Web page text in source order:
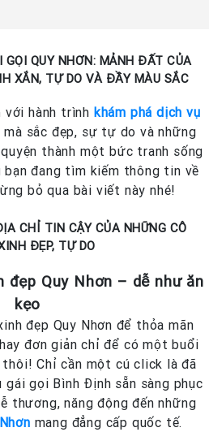
GỌI QUY NHƠN: MẢNH ĐẤT CỦA
XẮN, TỰ DO VÀ ĐẦY MÀU SẮC
với hành trình khám phá dịch vụ
mà sắc đẹp, sự tự do và những
thành một bức tranh sống
bạn đang tìm kiếm thông tin về
bỏ qua bài viết này nhé!
CHỈ TIN CẬY CỦA NHỮNG CÔ
ĐẸP, TỰ DO
đẹp Quy Nhơn – dễ như ăn
kẹo
đẹp Quy Nhơn để thỏa mãn
đơn giản chỉ để có một buổi
Chỉ cần một cú click là đã
gọi Bình Định sẵn sàng phục
thương, năng động đến những
mang đẳng cấp quốc tế.